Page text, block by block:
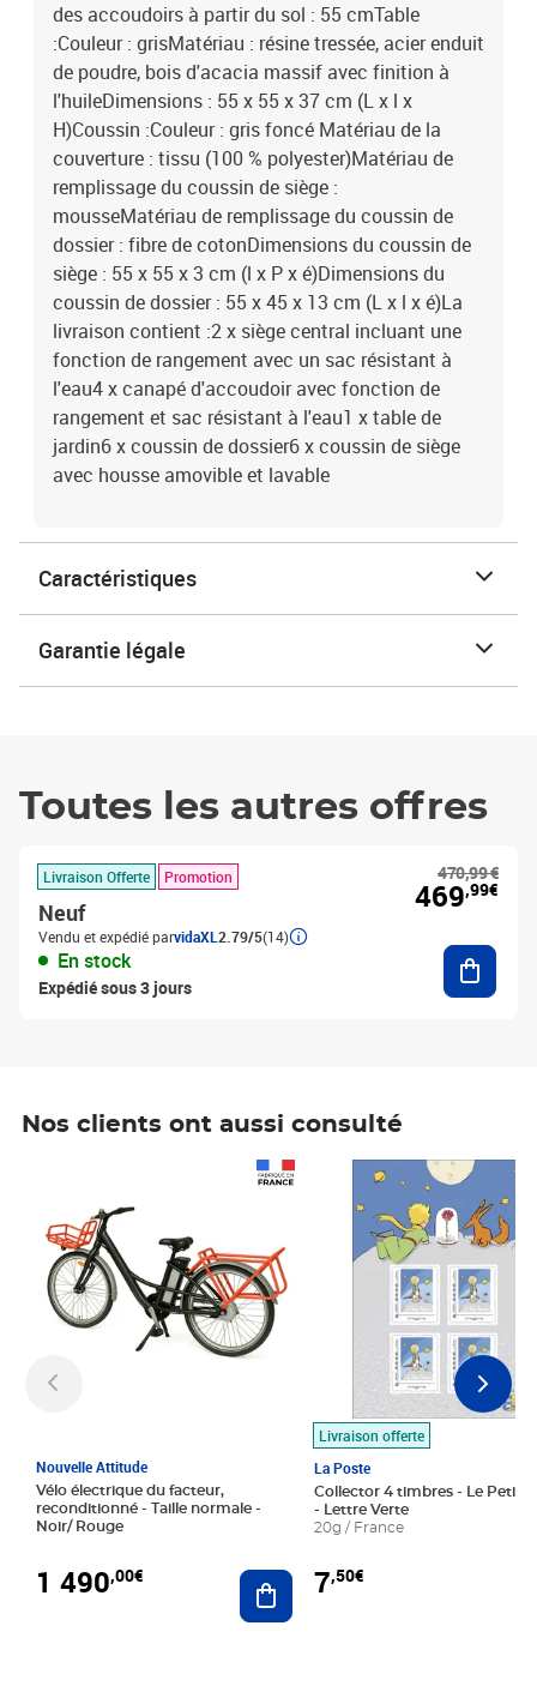
des accoudoirs à partir du sol : 55 cmTable
:Couleur : grisMatériau : résine tressée, acier enduit
de poudre, bois d'acacia massif avec finition à
l'huileDimensions : 55 x 55 x 37 cm (L x l x
H)Coussin :Couleur : gris foncé Matériau de la
couverture : tissu (100 % polyester)Matériau de
remplissage du coussin de siège :
mousseMatériau de remplissage du coussin de
dossier : fibre de cotonDimensions du coussin de
siège : 55 x 55 x 3 cm (l x P x é)Dimensions du
coussin de dossier : 55 x 45 x 13 cm (L x l x é)La
livraison contient :2 x siège central incluant une
fonction de rangement avec un sac résistant à
l'eau4 x canapé d'accoudoir avec fonction de
rangement et sac résistant à l'eau1 x table de
jardin6 x coussin de dossier6 x coussin de siège
avec housse amovible et lavable
Caractéristiques
Garantie légale
Toutes les autres offres
Livraison Offerte Promotion
Neuf
Vendu et expédié parvidaXL 2.79/5(14)
En stock
Expédié sous 3 jours
470,99 €
469,99€
Nos clients ont aussi consulté
Nouvelle Attitude
Vélo électrique du facteur,
reconditionné - Taille normale -
Noir/ Rouge
1 490,00€ Ajouter au panier
Livraison offerte
La Poste
Collector 4 timbres - Le Petit
- Lettre Verte
20g / France
7,50€
Prix 7,50€